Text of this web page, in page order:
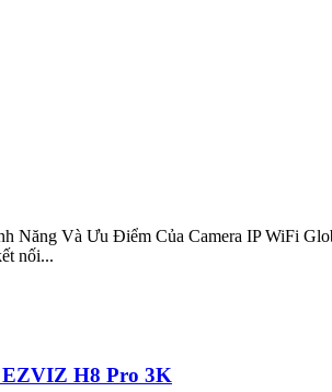
Và Ưu Điểm Của Camera IP WiFi
nối...
H8 Pro 3K